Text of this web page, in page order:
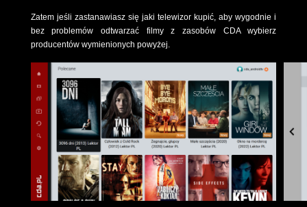
Zatem jeśli zastanawiasz się jaki telewizor kupić, aby wygodnie i
bez problemów odtwarzać filmy z zasobów CDA wybierz
producentów wymienionych powyżej.